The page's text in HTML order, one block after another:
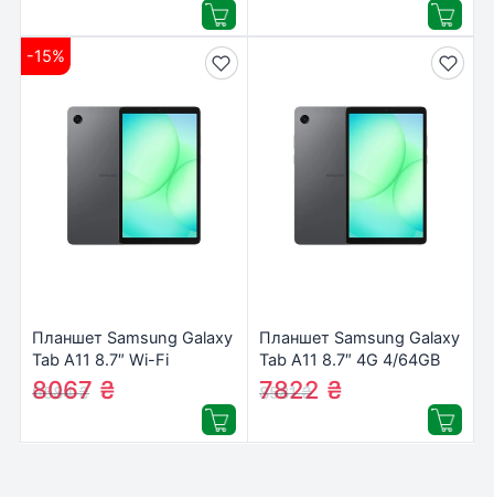
-15%
Планшет Samsung Galaxy
Tab A11 8.7″ Wi-Fi
8/128GB Gray (SM-
X130NZAEEUC)
9584₴
8067 ₴
Планшет Samsung Galaxy
Tab A11 8.7″ 4G 4/64GB
Gray (SM-X135FZAAEUC)
8581₴
7822 ₴